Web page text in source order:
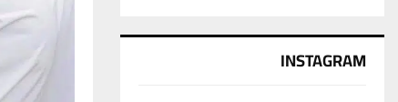
INSTAGRAM